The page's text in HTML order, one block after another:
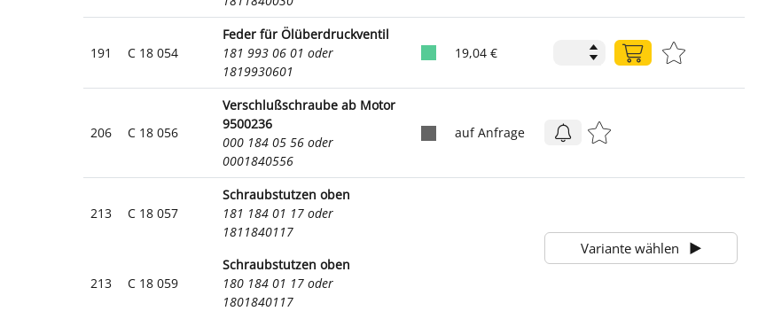
191 C 18 054
Feder für Ölüberdruckventil
181 993 06 01 oder
1819930601
19,04 €
206 C 18 056
Verschlußschraube ab Motor
9500236
000 184 05 56 oder
0001840556
auf Anfrage
213 C 18 057
Schraubstutzen oben
181 184 01 17 oder
1811840117
Variante wählen
213 C 18 059
Schraubstutzen oben
180 184 01 17 oder
1801840117